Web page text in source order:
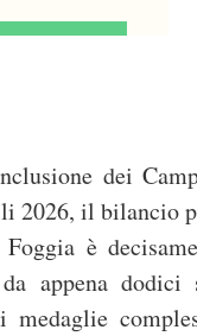
dei
2026, il bilancio
è
appena
medaglie